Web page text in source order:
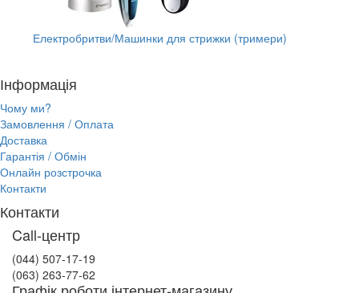
Електробритви/Машинки для стрижки (тримери)
Інформація
Чому ми?
Замовлення / Оплата
Доставка
Гарантія / Обмін
Онлайн розстрочка
Контакти
Контакти
Call-центр
(044) 507-17-19
(063) 263-77-62